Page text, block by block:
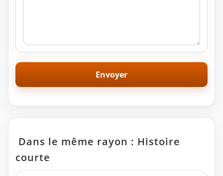
Dans le même rayon : Histoire
courte